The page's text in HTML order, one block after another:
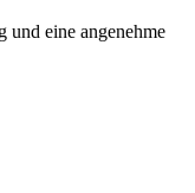
eine angenehme